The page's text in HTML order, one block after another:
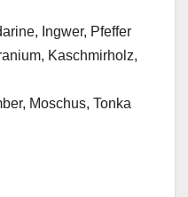
Ing­w­er, Pfef­fer
Kaschmirholz,
Moschus, Ton­ka